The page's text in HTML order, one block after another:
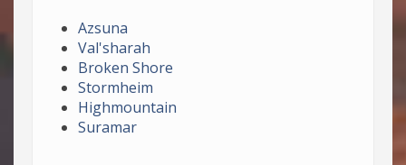
Azsuna
Val'sharah
Broken Shore
Stormheim
Highmountain
Suramar